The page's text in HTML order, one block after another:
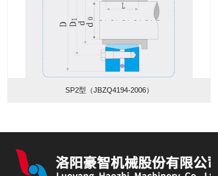
SP2型（JBZQ4194-2006）